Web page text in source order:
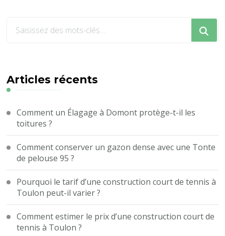
?
Articles récents
Comment un Élagage à Domont protège-t-il les
toitures ?
Comment conserver un gazon dense avec une Tonte
de pelouse 95 ?
Pourquoi le tarif d’une construction court de tennis à
Toulon peut-il varier ?
Comment estimer le prix d’une construction court de
tennis à Toulon ?